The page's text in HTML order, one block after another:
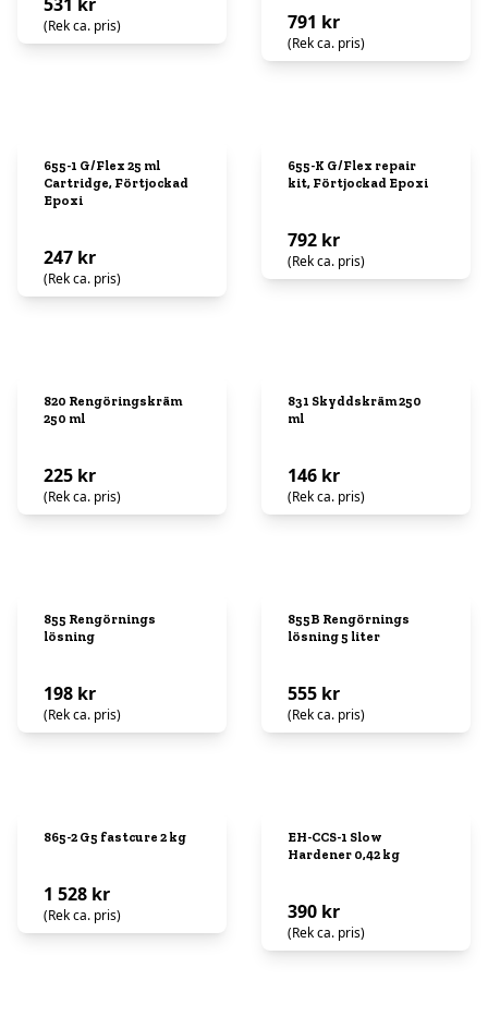
(Rek ca. pris) 791 kr
(Rek ca. pris)
655-1 G/Flex 25 ml
Cartridge, Förtjockad
Epoxi
247 kr
(Rek ca. pris)
655-K G/Flex repair
kit, Förtjockad Epoxi
792 kr
(Rek ca. pris)
820 Rengöringskräm
250 ml
225 kr
(Rek ca. pris)
831 Skyddskräm 250
ml
146 kr
(Rek ca. pris)
855 Rengörnings
lösning
198 kr
(Rek ca. pris)
855B Rengörnings
lösning 5 liter
555 kr
(Rek ca. pris)
865-2 G5 fastcure 2 kg
1 528 kr
(Rek ca. pris)
EH-CCS-1 Slow
Hardener 0,42 kg
390 kr
(Rek ca. pris)